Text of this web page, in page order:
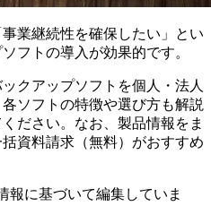
業継続性を確保したい」とい
フトの導入が効果的です。
クアップソフトを個人・法人
ソフトの特徴や選び方も解説
ださい。なお、製品情報をま
資料請求（無料）がおすすめ
報に基づいて編集していま